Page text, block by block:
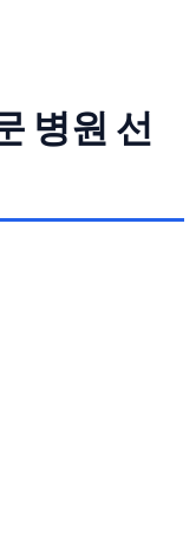
병원 선